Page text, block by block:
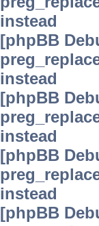
instead
[phpBB
instead
[phpBB
instead
[phpBB
instead
[phpBB